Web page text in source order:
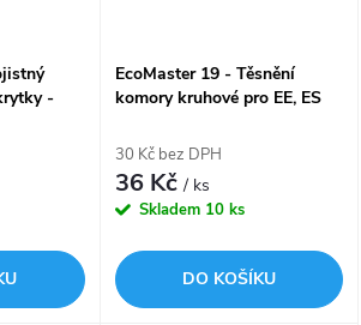
-
EcoMaster 19 - Těsnění
komory kruhové pro EE, ES
30 Kč bez DPH
36 Kč/ ks
Skladem 10 ks
DO KOŠÍKU